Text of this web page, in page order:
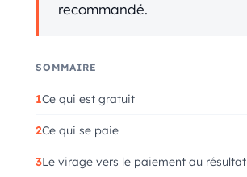
recommandé.
SOMMAIRE
Ce qui est gratuit
Ce qui se paie
Le virage vers le paiement au résultat